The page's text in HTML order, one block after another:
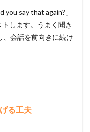
say that again?」
します。うまく聞き
会話を前向きに続け
る工夫